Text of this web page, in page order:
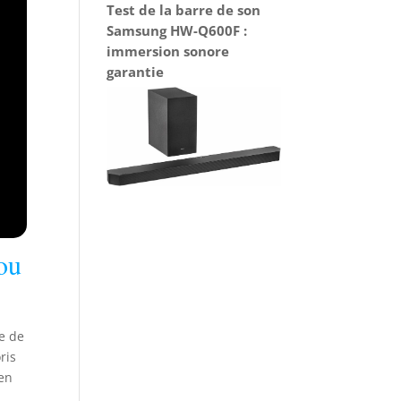
de
Test de la barre de son
Samsung HW-Q600F :
immersion sonore
garantie